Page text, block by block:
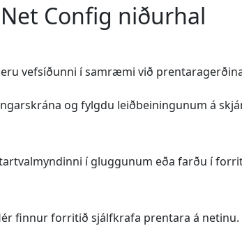
Config niðurhal
vefsíðunni í samræmi við
og fylgdu leiðbeiningunum á
í gluggunum eða farðu í
finnur forritið sjálfkrafa prentara á